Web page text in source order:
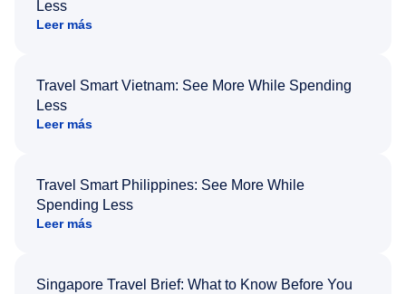
Less
Leer más
Travel Smart Vietnam: See More While Spending
Less
Leer más
Travel Smart Philippines: See More While
Spending Less
Leer más
Singapore Travel Brief: What to Know Before You